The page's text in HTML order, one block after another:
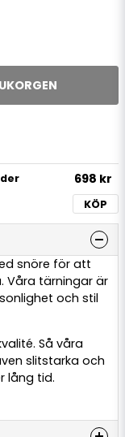
698 kr
KÖP
snöre för att
Våra tärningar är
och stil
Så våra
slitstarka och
lång tid.